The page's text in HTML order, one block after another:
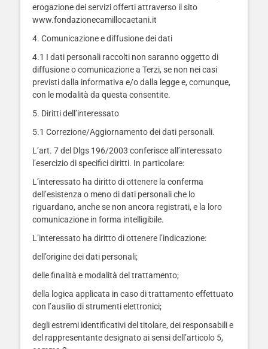
erogazione dei servizi offerti attraverso il sito
www.fondazionecamillocaetani.it
4. Comunicazione e diffusione dei dati
4.1 I dati personali raccolti non saranno oggetto di
diffusione o comunicazione a Terzi, se non nei casi
previsti dalla informativa e/o dalla legge e, comunque,
con le modalità da questa consentite.
5. Diritti dell’interessato
5.1 Correzione/Aggiornamento dei dati personali.
L’art. 7 del Dlgs 196/2003 conferisce all’interessato
l’esercizio di specifici diritti. In particolare:
L’interessato ha diritto di ottenere la conferma
dell’esistenza o meno di dati personali che lo
riguardano, anche se non ancora registrati, e la loro
comunicazione in forma intelligibile.
L’interessato ha diritto di ottenere l’indicazione:
dell’origine dei dati personali;
delle finalità e modalità del trattamento;
della logica applicata in caso di trattamento effettuato
con l’ausilio di strumenti elettronici;
degli estremi identificativi del titolare, dei responsabili e
del rappresentante designato ai sensi dell’articolo 5,